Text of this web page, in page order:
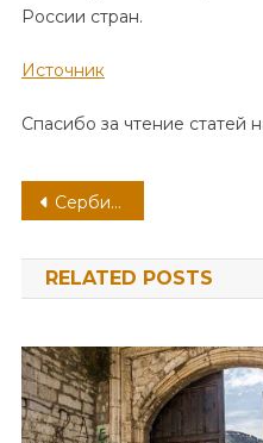
России стран.
Источник
Спасибо за чтение статей
Навигация
по
записям
Сербия — путешествуем в 2021
RELATED POSTS